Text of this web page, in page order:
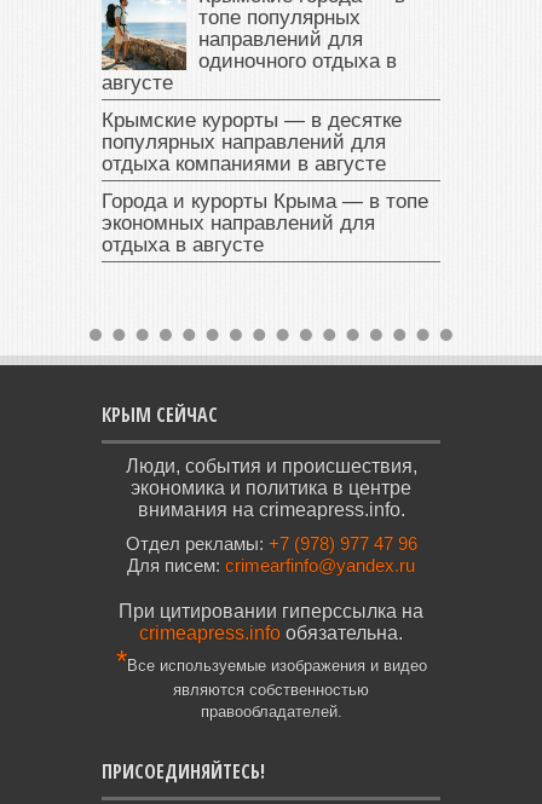
топе популярных
направлений для
одиночного отдыха в
августе
Крымские курорты — в десятке
популярных направлений для
отдыха компаниями в августе
Города и курорты Крыма — в топе
экономных направлений для
отдыха в августе
КРЫМ СЕЙЧАС
Люди, события и происшествия,
экономика и политика в центре
внимания на crimeapress.info.
Отдел рекламы: +7 (978) 977 47 96
Для писем: crimearfinfo@yandex.ru
При цитировании гиперссылка на
crimeapress.info обязательна.
*Все используемые изображения и видео
являются собственностью
правообладателей.
ПРИСОЕДИНЯЙТЕСЬ!